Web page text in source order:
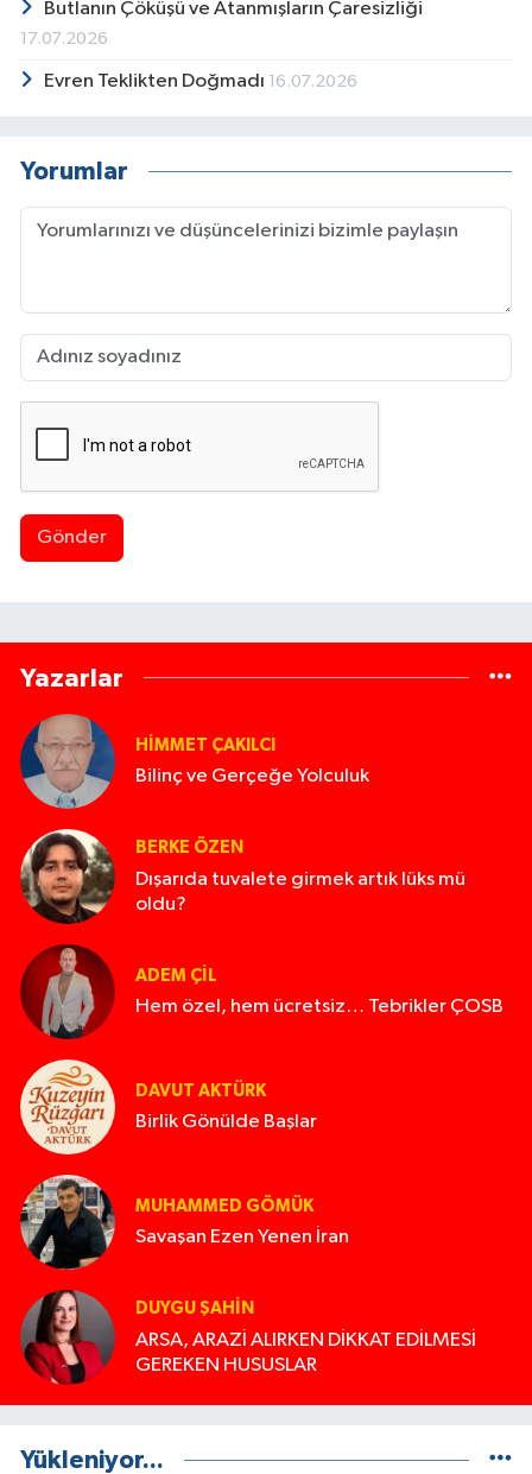
Butlanın Çöküşü ve Atanmışların Çaresizliği
17.07.2026
Evren Teklikten Doğmadı 16.07.2026
Yorumlar
Gönder
Yazarlar
HIMMET ÇAKILCI
Bilinç ve Gerçeğe Yolculuk
BERKE ÖZEN
Dışarıda tuvalete girmek artık lüks mü
oldu?
ADEM ÇİL
Hem özel, hem ücretsiz… Tebrikler ÇOSB
DAVUT AKTÜRK
Birlik Gönülde Başlar
MUHAMMED GÖMÜK
Savaşan Ezen Yenen İran
DUYGU ŞAHİN
ARSA, ARAZİ ALIRKEN DİKKAT EDİLMESİ
GEREKEN HUSUSLAR
Yükleniyor...